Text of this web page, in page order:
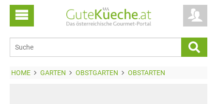
HOME GARTEN OBSTGARTEN OBSTARTEN